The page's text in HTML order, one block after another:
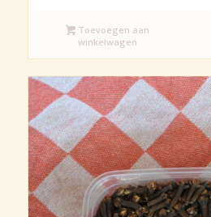
Toevoegen aan
winkelwagen